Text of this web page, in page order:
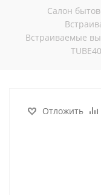
Салон
Встраиваемые
Отложить